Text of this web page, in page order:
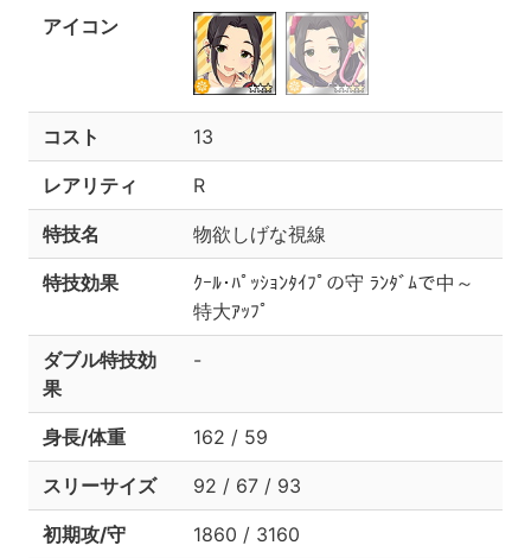
アイコン
コスト 13
レアリティ R
特技名 物欲しげな視線
特技効果
ｸｰﾙ･ﾊﾟｯｼｮﾝﾀｲﾌﾟの守 ﾗﾝﾀﾞﾑで中～
特大ｱｯﾌﾟ
ダブル特技効
果
-
身長/体重 162 / 59
スリーサイズ 92 / 67 / 93
初期攻/守 1860 / 3160